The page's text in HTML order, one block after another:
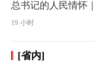
19 小时
[省内]